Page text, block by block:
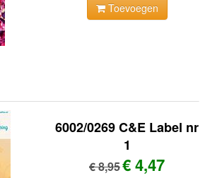
Toevoegen
6002/0269 C&E Label nr
1
€ 8,95€ 4,47